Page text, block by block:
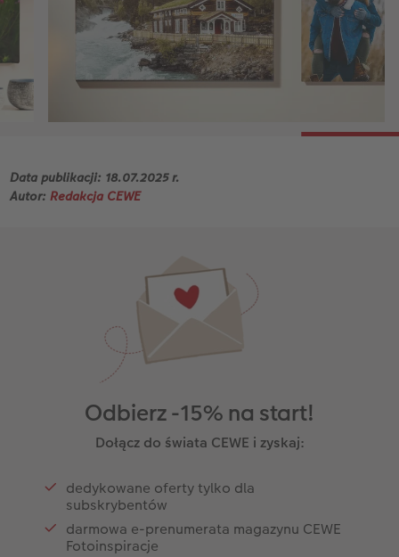
Data publikacji: 18.07.2025 r.
Autor:Redakcja CEWE
Odbierz -15% na start!
Dołącz do świata CEWE i zyskaj:
dedykowane oferty tylko dla
subskrybentów
darmowa e-prenumerata magazynu CEWE
Fotoinspiracje